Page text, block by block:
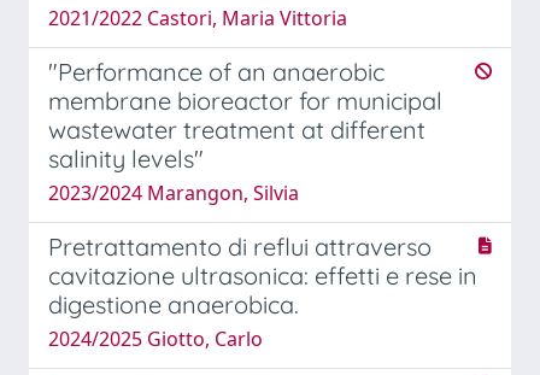
2021/2022 Castori, Maria Vittoria
"Performance of an anaerobic
membrane bioreactor for municipal
wastewater treatment at different
salinity levels"
2023/2024 Marangon, Silvia
Pretrattamento di reflui attraverso
cavitazione ultrasonica: effetti e rese in
digestione anaerobica.
2024/2025 Giotto, Carlo